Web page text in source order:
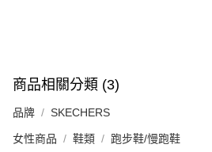
商品相關分類 (3)
品牌 SKECHERS
女性商品 鞋類 跑步鞋/慢跑鞋